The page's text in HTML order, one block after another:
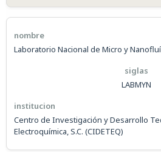
Laboratorio Nacional de Micro y
LABMYN
Centro de Investigación y Desarrollo
Electroquímica, S.C. (CIDETEQ)